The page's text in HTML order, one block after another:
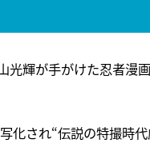
光輝が手がけた忍者漫
化され“伝説の特撮時